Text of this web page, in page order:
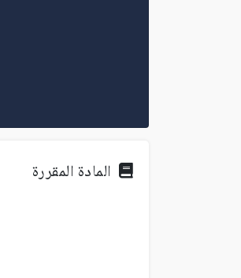
المادة المقررة